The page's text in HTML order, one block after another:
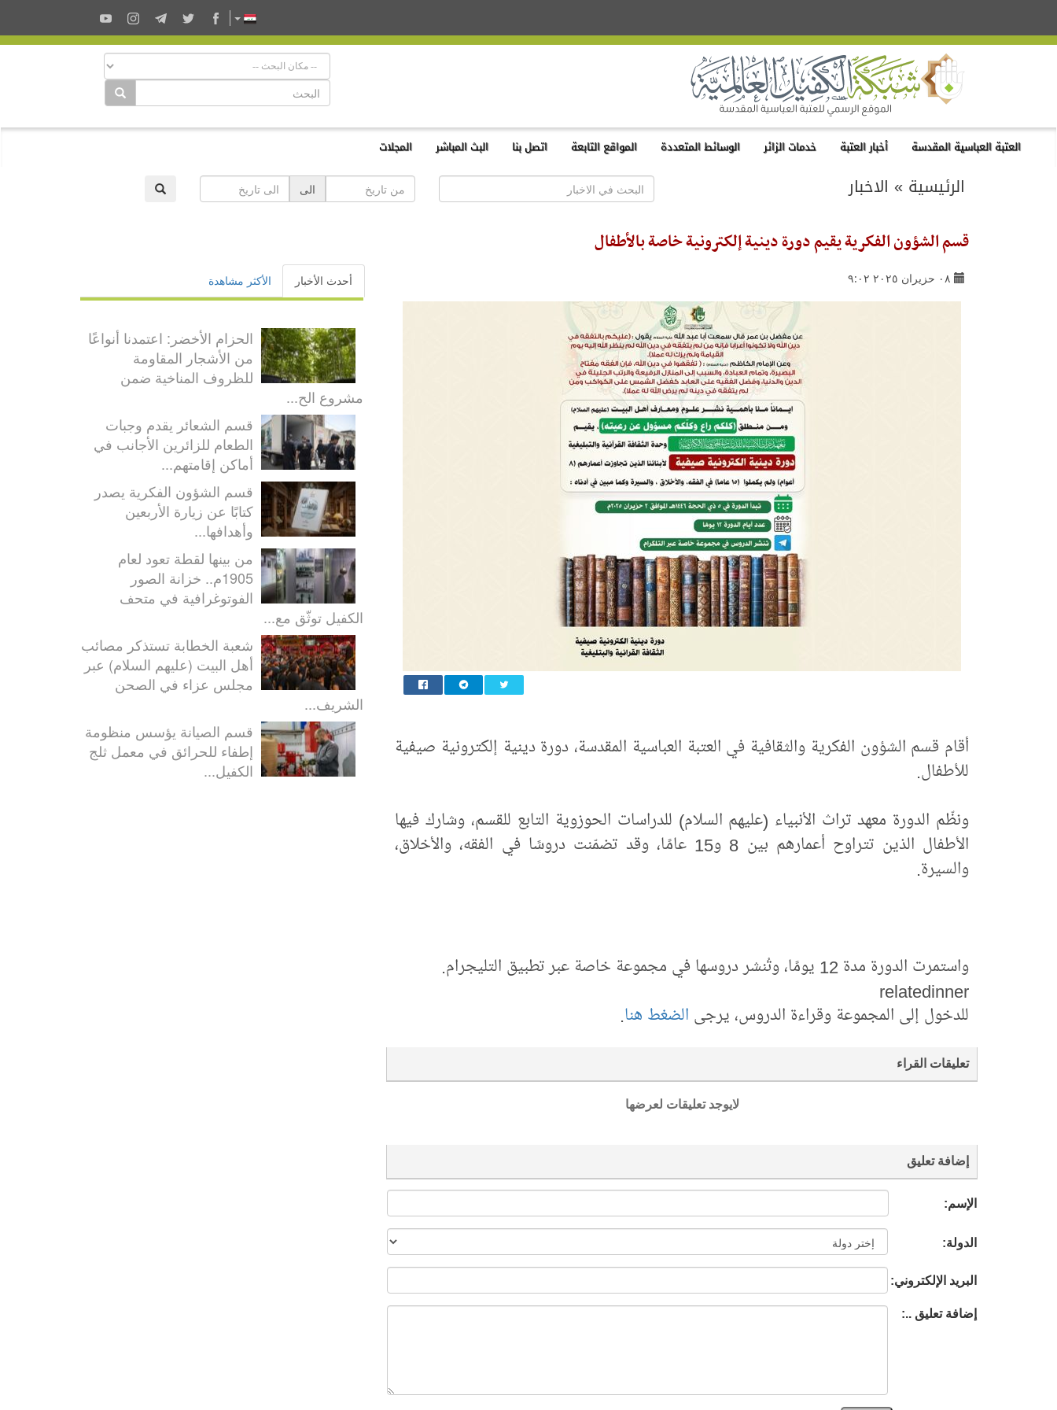
العتبة العباسية المقدسة أخبار العتبة خدمات الزائر الوسائط المتعددة المواقع التابعة اتصل بنا البث المباشر المجلات
الرئيسية » الاخبار الى
قسم الشؤون الفكرية يقيم دورة دينية إلكترونية خاصة بالأطفال
٠٨ حزيران ٢٠٢٥ ٩:٠٢
أقام قسم الشؤون الفكرية والثقافية في العتبة العباسية المقدسة، دورة دينية إلكترونية صيفية
للأطفال.
ونظّم الدورة معهد تراث الأنبياء (عليهم السلام) للدراسات الحوزوية التابع للقسم، وشارك فيها
الأطفال الذين تتراوح أعمارهم بين 8 و15 عامًا، وقد تضمّنت دروسًا في الفقه، والأخلاق،
والسيرة.
واستمرت الدورة مدة 12 يومًا، وتُنشر دروسها في مجموعة خاصة عبر تطبيق التليجرام.
relatedinner
للدخول إلى المجموعة وقراءة الدروس، يرجى الضغط هنا.
تعليقات القراء
لايوجد تعليقات لعرضها
إضافة تعليق
الإسم:
الدولة:
البريد الإلكتروني:
إضافة تعليق ..:
أحدث الأخبار الأكثر مشاهدة
الحزام الأخضر: اعتمدنا أنواعًا
من الأشجار المقاومة
للظروف المناخية ضمن
مشروع الح...
قسم الشعائر يقدم وجبات
الطعام للزائرين الأجانب في
أماكن إقامتهم...
قسم الشؤون الفكرية يصدر
كتابًا عن زيارة الأربعين
وأهدافها...
من بينها لقطة تعود لعام
1905م.. خزانة الصور
الفوتوغرافية في متحف
الكفيل توثّق مع...
شعبة الخطابة تستذكر مصائب
أهل البيت (عليهم السلام) عبر
مجلس عزاء في الصحن
الشريف...
قسم الصيانة يؤسس منظومة
إطفاء للحرائق في معمل ثلج
الكفيل...